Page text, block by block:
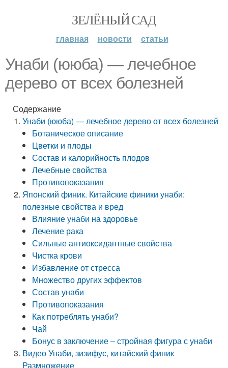
ЗЕЛЁНЫЙ САД
главная новости статьи
Унаби (ююба) — лечебное
дерево от всех болезней
Содержание
Унаби (ююба) — лечебное дерево от всех болезней
Ботаническое описание
Цветки и плоды
Состав и калорийность плодов
Лечебные свойства
Противопоказания
Японский финик. Китайские финики унаби:
полезные свойства и вред
Влияние унаби на здоровье
Лечение рака
Сильные антиоксидантные свойства
Чистка крови
Избавление от стресса
Множество других эффектов
Состав унаби
Противопоказания
Как потреблять унаби?
Чай
Бонус в заключение – стройная фигура с унаби
Видео Унаби, зизифус, китайский финик
Размножение